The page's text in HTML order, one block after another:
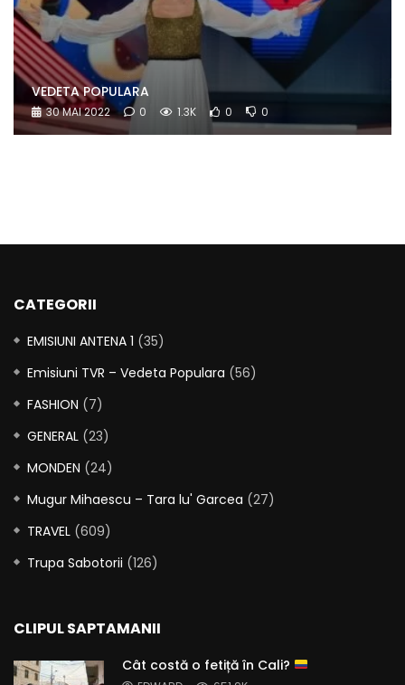
VEDETA POPULARA
30 MAI 2022 0 1.3K 0 0
CATEGORII
EMISIUNI ANTENA 1 (35)
Emisiuni TVR – Vedeta Populara (56)
FASHION (7)
GENERAL (23)
MONDEN (24)
Mugur Mihaescu – Tara lu' Garcea (27)
TRAVEL (609)
Trupa Sabotorii (126)
CLIPUL SAPTAMANII
Cât costă o fetiță în Cali?